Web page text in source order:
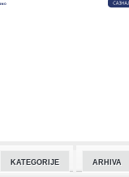
selektor dvostrukog
KATEGORIJE ARHIVA